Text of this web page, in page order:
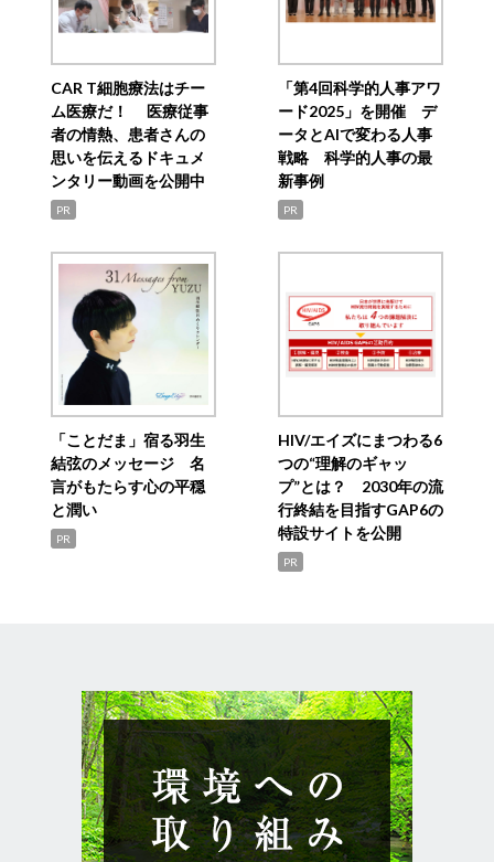
CAR T細胞療法はチー
ム医療だ！ 医療従事
者の情熱、患者さんの
思いを伝えるドキュメ
ンタリー動画を公開中
PR
「第4回科学的人事アワ
ード2025」を開催 デ
ータとAIで変わる人事
戦略 科学的人事の最
新事例
PR
「ことだま」宿る羽生
結弦のメッセージ 名
言がもたらす心の平穏
と潤い
PR
HIV/エイズにまつわる6
つの“理解のギャッ
プ”とは？ 2030年の流
行終結を目指すGAP6の
特設サイトを公開
PR